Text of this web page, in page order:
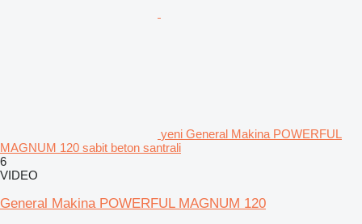
yeni General Makina POWERFUL
MAGNUM 120 sabit beton santrali
6
VIDEO
General Makina POWERFUL MAGNUM 120